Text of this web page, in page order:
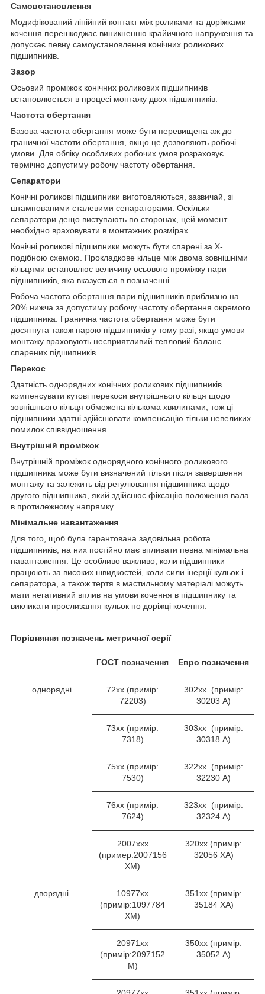
Самовстановлення
Модифікований лінійний контакт між роликами та доріжками
кочення перешкоджає виникненню крайичного напруження та
допускає певну самоустановлення конічних роликових
підшипників.
Зазор
Осьовий проміжок конічних роликових підшипників
встановлюється в процесі монтажу двох підшипників.
Частота обертання
Базова частота обертання може бути перевищена аж до
граничної частоти обертання, якщо це дозволяють робочі
умови. Для обліку особливих робочих умов розраховує
термічно допустиму робочу частоту обертання.
Сепаратори
Конічні роликові підшипники виготовляються, зазвичай, зі
штампованими сталевими сепараторами. Оскільки
сепаратори дещо виступають по сторонах, цей момент
необхідно враховувати в монтажних розмірах.
Конічні роликові підшипники можуть бути спарені за Х-
подібною схемою. Прокладкове кільце між двома зовнішніми
кільцями встановлює величину осьового проміжку пари
підшипників, яка вказується в позначенні.
Робоча частота обертання пари підшипників приблизно на
20% нижча за допустиму робочу частоту обертання окремого
підшипника. Гранична частота обертання може бути
досягнута також парою підшипників у тому разі, якщо умови
монтажу враховують несприятливий тепловий баланс
спарених підшипників.
Перекос
Здатність однорядних конічних роликових підшипників
компенсувати кутові перекоси внутрішнього кільця щодо
зовнішнього кільця обмежена кількома хвилинами, тож ці
підшипники здатні здійснювати компенсацію тільки невеликих
помилок співвідношення.
Внутрішній проміжок
Внутрішній проміжок однорядного конічного роликового
підшипника може бути визначений тільки після завершення
монтажу та залежить від регулювання підшипника щодо
другого підшипника, який здійснює фіксацію положення вала
в протилежному напрямку.
Мінімальне навантаження
Для того, щоб була гарантована задовільна робота
підшипників, на них постійно має впливати певна мінімальна
навантаження. Це особливо важливо, коли підшипники
працюють за високих швидкостей, коли сили інерції кульок і
сепаратора, а також тертя в мастильному матеріалі можуть
мати негативний вплив на умови кочення в підшипнику та
викликати прослизання кульок по доріжці кочення.
Порівняння позначень метричної серії
ГОСТ позначення Евро позначення
однорядні
72хх (примір:
72203)
302хх (примір:
30203 А)
73хх (примір:
7318)
303хх (примір:
30318 А)
75хх (примір:
7530)
322хх (примір:
32230 А)
76хх (примір:
7624)
323хх (примір:
32324 А)
2007ххх
(пример:2007156
ХМ)
320хх (примір:
32056 ХА)
дворядні
10977хх
(примір:1097784
ХМ)
351хх (примір:
35184 ХА)
20971хх
(примір:2097152
М)
350хх (примір:
35052 А)